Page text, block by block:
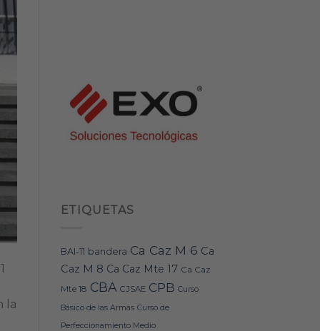
la
ETIQUETAS
BAI-11 bandera Ca Caz M 6 Ca
Caz M 8 Ca Caz Mte 17 Ca Caz
Mte 18 CBA CJSAE CPB Curso
Básico de las Armas Curso de
Perfeccionamiento Medio